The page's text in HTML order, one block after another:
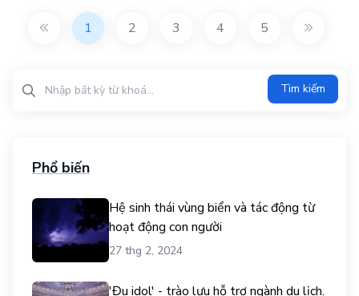
1 2 3 4 5
Tìm kiếm
Phổ biến
Hệ sinh thái vùng biển và tác động từ
hoạt động con người
27 thg 2, 2024
'Đu idol' - trào lưu hỗ trợ ngành du lịch.